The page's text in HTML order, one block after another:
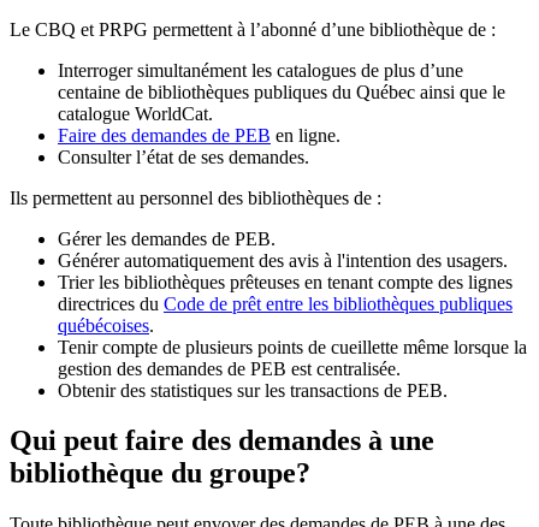
Le CBQ et PRPG permettent à l’abonné d’une bibliothèque de :
Interroger simultanément les catalogues de plus d’une
centaine de bibliothèques publiques du Québec ainsi que le
catalogue WorldCat.
Faire des demandes de PEB en ligne.
Consulter l’état de ses demandes.
Ils permettent au personnel des bibliothèques de :
Gérer les demandes de PEB.
Générer automatiquement des avis à l'intention des usagers.
Trier les bibliothèques prêteuses en tenant compte des lignes
directrices du Code de prêt entre les bibliothèques publiques
québécoises.
Tenir compte de plusieurs points de cueillette même lorsque la
gestion des demandes de PEB est centralisée.
Obtenir des statistiques sur les transactions de PEB.
Qui peut faire des demandes à une
bibliothèque du groupe?